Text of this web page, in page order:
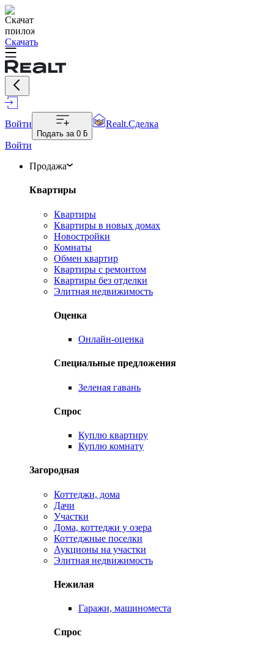
Скачать
Войти
Подать за 0 ƃ
Realt.Сделка
Войти
Продажа
Квартиры
Квартиры
Квартиры в новых домах
Новостройки
Комнаты
Обмен квартир
Квартиры с ремонтом
Квартиры без отделки
Элитная недвижимость
Оценка
Онлайн-оценка
Специальные предложения
Зеленая гавань
Спрос
Куплю квартиру
Куплю комнату
Загородная
Коттеджи, дома
Дачи
Участки
Дома, коттеджи у озера
Коттеджные поселки
Аукционы на участки
Элитная недвижимость
Нежилая
Гаражи, машиноместа
Спрос